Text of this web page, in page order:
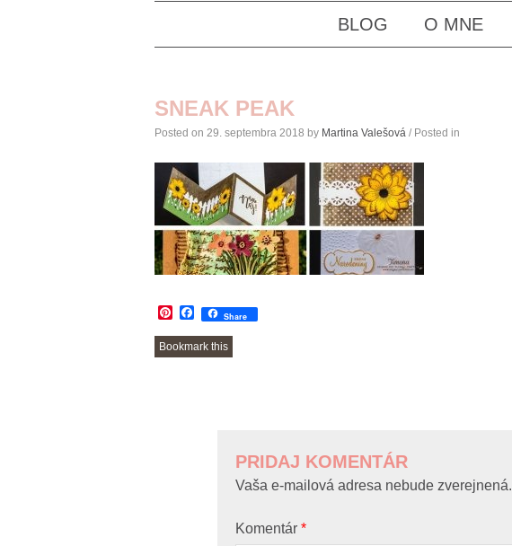
BLOG O MNE
SNEAK PEAK
Posted on 29. septembra 2018 by Martina Valešová / Posted in
Pinterest
Facebook
Share
Bookmark this
PRIDAJ KOMENTÁR
Vaša e-mailová adresa nebude zverejnená.
Komentár *